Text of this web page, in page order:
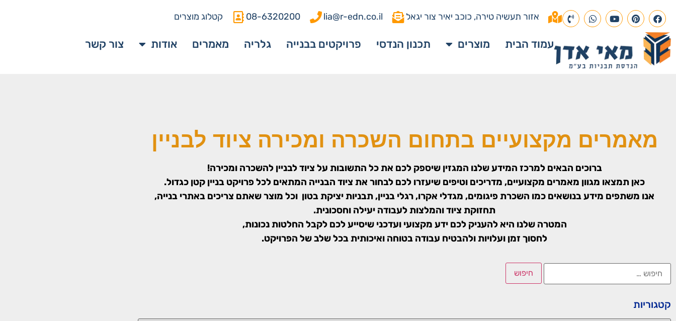
אזור תעשיה טירה, כוכב יאיר צור יגאל lia@r-edn.co.il
08-6320200 קטלוג מוצרים
עמוד הבית מוצרים תכנון הנדסי פרויקטים בבנייה גלריה מאמרים אודות צור קשר
מאמרים מקצועיים בתחום השכרה ומכירה ציוד לבניין
ברוכים הבאים למרכז המידע שלנו המגזין שיספק לכם את כל התשובות על ציוד לבניין להשכרה ומכירה!
כאן תמצאו מגוון מאמרים מקצועיים, מדריכים וטיפים שיעזרו לכם לבחור את ציוד הבנייה המתאים לכל פרויקט בניין קטן כגדול.
אנו משתפים מידע בנושאים כמו השכרת פיגומים, מגדלי אקרו, רגלי בניין, תבניות יציקת בטון וכל מוצר שאתם צריכים באתרי בנייה,
תחזוקת ציוד והמלצות לעבודה יעילה וחסכונית.
המטרה שלנו היא להעניק לכם ידע מקצועי ועדכני שיסייע לכם לקבל החלטות נכונות,
לחסוך זמן ועלויות ולהבטיח עבודה בטוחה ואיכותית בכל שלב של הפרויקט.
קטגוריות